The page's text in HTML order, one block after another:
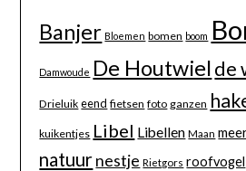
Banjer Bloemen bomen boom
Damwoude De Houtwielde
Drieluik eend fietsen foto ganzen
kuikentjes Libel Libellen Maan
natuurnestje Rietgors roofvogel